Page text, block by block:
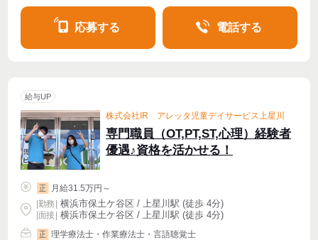
応募する 電話する
給与UP
株式会社IR アレッタ児童デイサービス上星川
専門職員（OT,PT,ST,心理）経験者
優遇♪資格を活かせる！
正
月給31.5万円～
|勤務 横浜市保土ケ谷区 / 上星川駅 (徒歩 4分)
| 面接 | 横浜市保土ケ谷区 / 上星川駅 (徒歩 4分)
正 理学療法士・作業療法士・言語聴覚士